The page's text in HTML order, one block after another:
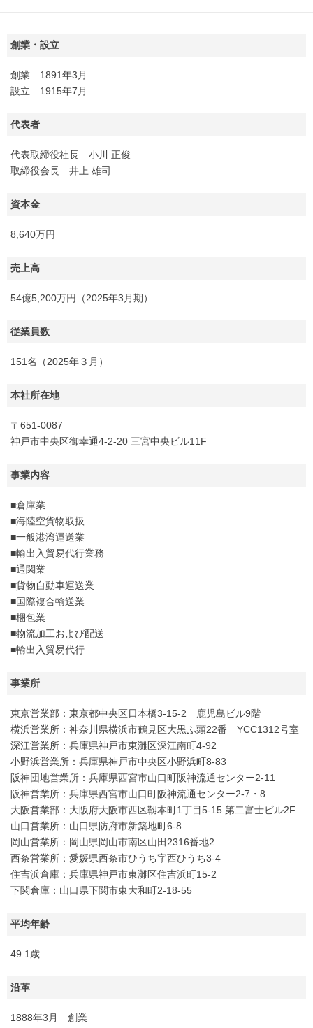
創業・設立
創業 1891年3月
設立 1915年7月
代表者
代表取締役社長 小川 正俊
取締役会長 井上 雄司
資本金
8,640万円
売上高
54億5,200万円（2025年3月期）
従業員数
151名（2025年３月）
本社所在地
〒651-0087
神戸市中央区御幸通4-2-20 三宮中央ビル11F
事業内容
■倉庫業
■海陸空貨物取扱
■一般港湾運送業
■輸出入貿易代行業務
■通関業
■貨物自動車運送業
■国際複合輸送業
■梱包業
■物流加工および配送
■輸出入貿易代行
事業所
東京営業部：東京都中央区日本橋3-15-2 鹿児島ビル9階
横浜営業所：神奈川県横浜市鶴見区大黒ふ頭22番 YCC1312号室
深江営業所：兵庫県神戸市東灘区深江南町4-92
小野浜営業所：兵庫県神戸市中央区小野浜町8-83
阪神団地営業所：兵庫県西宮市山口町阪神流通センター2-11
阪神営業所：兵庫県西宮市山口町阪神流通センター2-7・8
大阪営業部：大阪府大阪市西区靱本町1丁目5-15 第二富士ビル2F
山口営業所：山口県防府市新築地町6-8
岡山営業所：岡山県岡山市南区山田2316番地2
西条営業所：愛媛県西条市ひうち字西ひうち3-4
住吉浜倉庫：兵庫県神戸市東灘区住吉浜町15-2
下関倉庫：山口県下関市東大和町2-18-55
平均年齢
49.1歳
沿革
1888年3月 創業